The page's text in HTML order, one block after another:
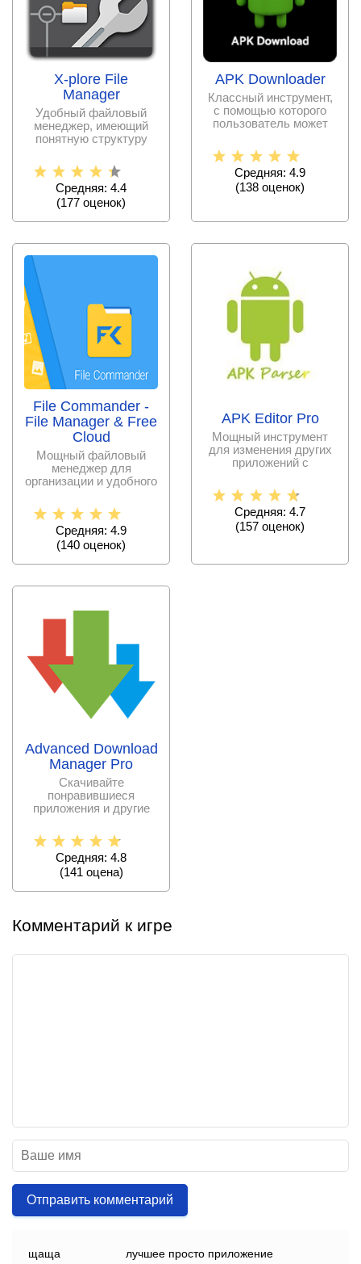
X-plore File
Manager
Удобный файловый
менеджер, имеющий
понятную структуру
глубокие
Средняя: 4.4
(177 оценок)
APK Downloader
Классный инструмент,
с помощью которого
пользователь может
на
Средняя: 4.9
(138 оценок)
File Commander -
File Manager & Free
Cloud
Мощный файловый
менеджер для
организации и удобного
файлами,
Средняя: 4.9
(140 оценок)
APK Editor Pro
Мощный инструмент
для изменения других
приложений с
русификации и
Средняя: 4.7
(157 оценок)
Advanced Download
Manager Pro
Скачивайте
понравившиеся
приложения и другие
ограничений.
Средняя: 4.8
(141 оценa)
Комментарий к игре
Отправить комментарий
щаща лучшее просто приложение